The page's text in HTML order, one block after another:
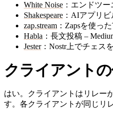
White Noise ：エンドツ
Shakespeare ：AIアプリ
zap.stream ：Zapsを使っ
Habla ：長文投稿 –
Jester：Nostr上でチェス
クライアント
はい。クライアントはリレー
す。各クライアントが同じリ